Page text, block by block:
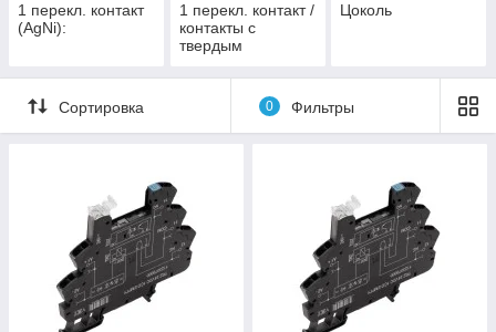
1 перекл. контакт
(AgNi):
1 перекл. контакт /
контакты с
твердым
Цоколь
Сортировка 0 Фильтры